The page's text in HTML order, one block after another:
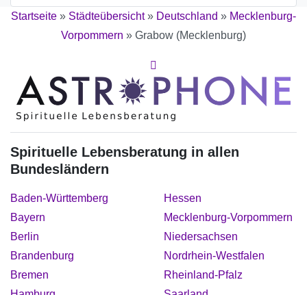
Startseite » Städteübersicht» Deutschland » Mecklenburg-
Vorpommern » Grabow (Mecklenburg)
Spirituelle Lebensberatung in allen
Bundesländern
Baden-Württemberg
Bayern
Berlin
Brandenburg
Bremen
Hessen
Mecklenburg-Vorpommern
Niedersachsen
Nordrhein-Westfalen
Rheinland-Pfalz